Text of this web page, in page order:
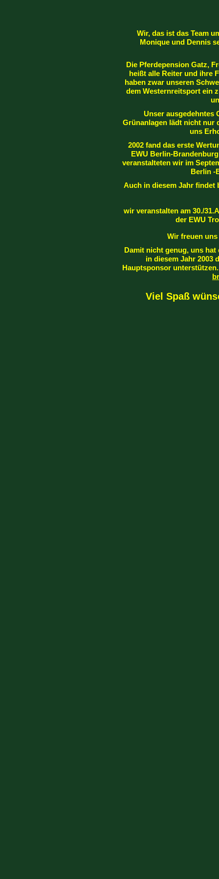
Wir, das ist das Team
Monique und Dennis
Die Pferdepension Gatz,
heißt alle Reiter und ihre
haben zwar unseren
dem Westernreitsport ein
Unser ausgedehntes
Grünanlagen lädt nicht nur
uns
2002 fand das erste
EWU Berlin-
veranstalteten wir im
Berlin -
Auch in diesem Jahr findet
wir veranstalten am 30./
der EWU
Wir freuen
Damit nicht genug, uns
in diesem Jahr 2003
Hauptsponsor
Viel Spaß